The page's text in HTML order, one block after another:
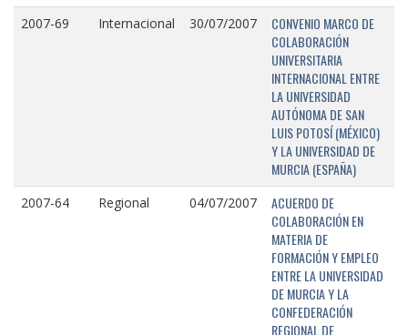
2007-69 Internacional 30/07/2007
CONVENIO MARCO DE
COLABORACIÓN
UNIVERSITARIA
INTERNACIONAL ENTRE
LA UNIVERSIDAD
AUTÓNOMA DE SAN
LUIS POTOSÍ (MÉXICO)
Y LA UNIVERSIDAD DE
MURCIA (ESPAÑA)
2007-64 Regional 04/07/2007
ACUERDO DE
COLABORACIÓN EN
MATERIA DE
FORMACIÓN Y EMPLEO
ENTRE LA UNIVERSIDAD
DE MURCIA Y LA
CONFEDERACIÓN
REGIONAL DE